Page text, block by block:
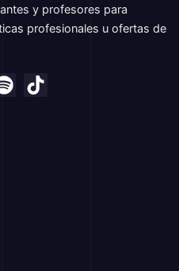
y profesores para
profesionales u ofertas de